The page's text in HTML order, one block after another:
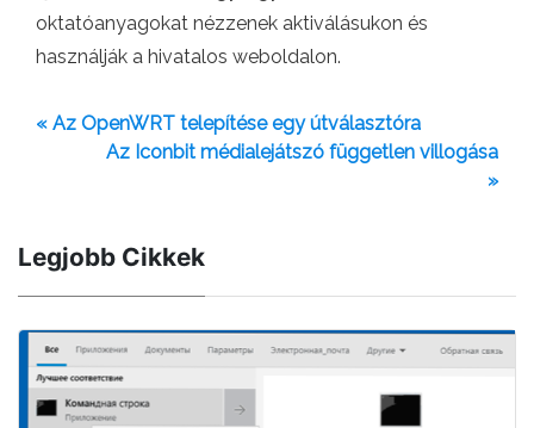
oktatóanyagokat nézzenek aktiválásukon és
használják a hivatalos weboldalon.
« Az OpenWRT telepítése egy útválasztóra
Az Iconbit médialejátszó független villogása
»
Legjobb Cikkek